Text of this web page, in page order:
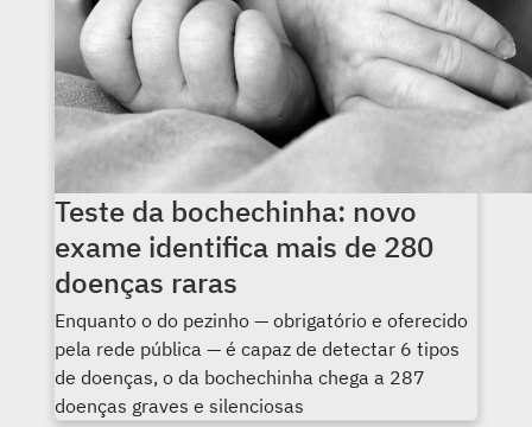
Teste da bochechinha: novo
exame identifica mais de 280
doenças raras
Enquanto o do pezinho — obrigatório e oferecido
pela rede pública — é capaz de detectar 6 tipos
de doenças, o da bochechinha chega a 287
doenças graves e silenciosas